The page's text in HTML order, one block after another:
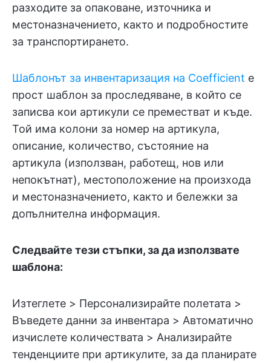
разходите за опаковане, източника и
местоназначението, както и подробностите
за транспортирането.
Шаблонът за инвентаризация на Coefficient е
прост шаблон за проследяване, в който се
записва кои артикули се преместват и къде.
Той има колони за номер на артикула,
описание, количество, състояние на
артикула (използван, работещ, нов или
непокътнат), местоположение на произхода
и местоназначението, както и бележки за
допълнителна информация.
Следвайте тези стъпки, за да използвате
шаблона:
Изтеглете > Персонализирайте полетата >
Въведете данни за инвентара > Автоматично
изчислете количествата > Анализирайте
тенденциите при артикулите, за да планирате